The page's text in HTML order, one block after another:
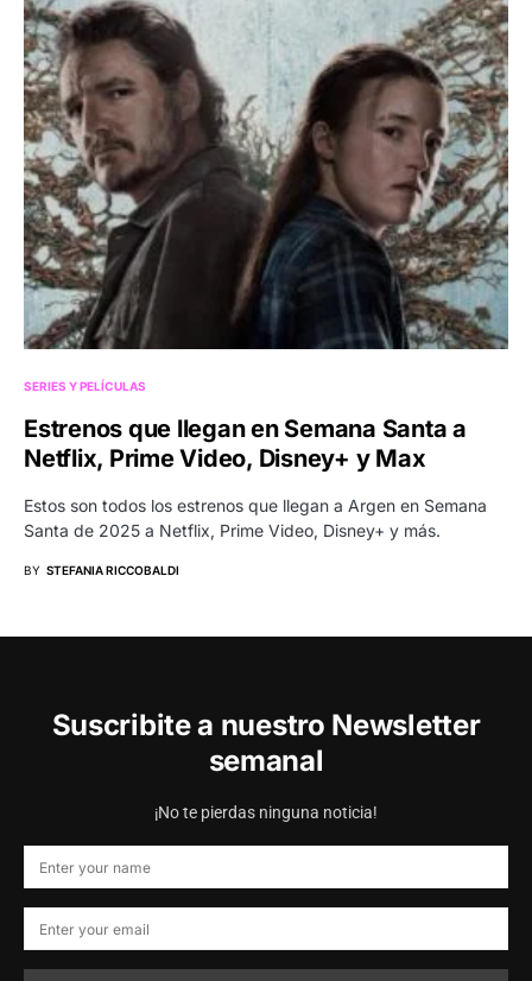
SERIES Y PELÍCULAS
Estrenos que llegan en Semana Santa a
Netflix, Prime Video, Disney+ y Max
Estos son todos los estrenos que llegan a Argen en Semana
Santa de 2025 a Netflix, Prime Video, Disney+ y más.
BY STEFANIA RICCOBALDI
Suscribite a nuestro Newsletter
semanal
¡No te pierdas ninguna noticia!